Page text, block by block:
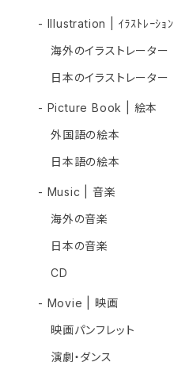
- Illustration | ｲﾗｽﾄﾚｰｼｮﾝ
海外のイラストレーター
日本のイラストレーター
- Picture Book | 絵本
外国語の絵本
日本語の絵本
- Music | 音楽
海外の音楽
日本の音楽
CD
- Movie | 映画
映画パンフレット
演劇・ダンス